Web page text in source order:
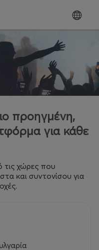
προηγμένη,
για κάθε
τις χώρες που
και συντονίσου για